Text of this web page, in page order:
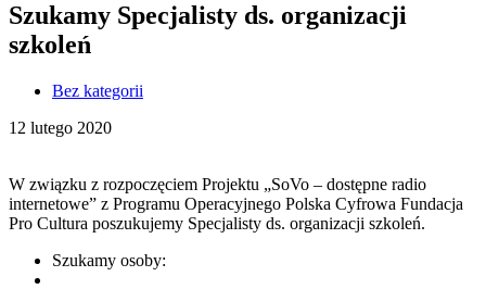
Szukamy Specjalisty ds. organizacji
szkoleń
Bez kategorii
12 lutego 2020
W związku z rozpoczęciem Projektu „SoVo – dostępne radio
internetowe” z Programu Operacyjnego Polska Cyfrowa Fundacja
Pro Cultura poszukujemy Specjalisty ds. organizacji szkoleń.
Szukamy osoby: